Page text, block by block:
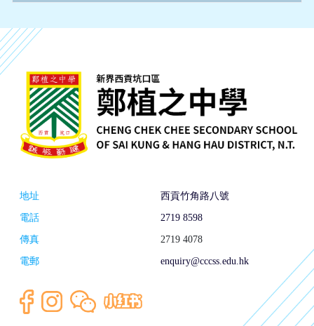
地址
西貢竹角路八號
電話
2719 8598
傳真
2719 4078
電郵
enquiry@cccss.edu.hk